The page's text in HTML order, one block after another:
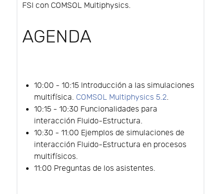
FSI con COMSOL Multiphysics.
AGENDA
10:00 - 10:15 Introducción a las simulaciones
multifísica. COMSOL Multiphysics 5.2.
10:15 - 10:30 Funcionalidades para
interacción Fluido-Estructura.
10:30 - 11:00 Ejemplos de simulaciones de
interacción Fluido-Estructura en procesos
multifísicos.
11:00 Preguntas de los asistentes.